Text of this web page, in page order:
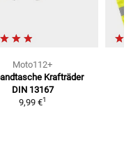
Moto112+
Krafträder
DIN 13167
9,99 €1